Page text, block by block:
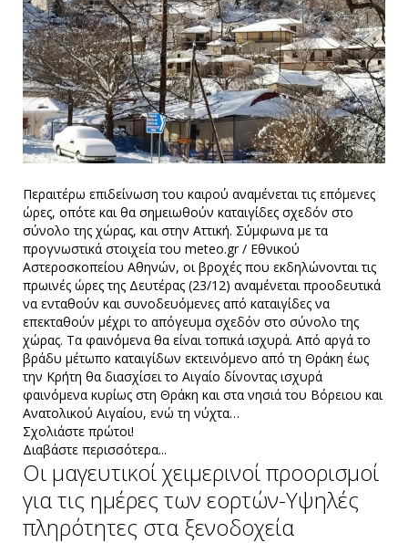
Περαιτέρω επιδείνωση του καιρού αναμένεται τις επόμενες
ώρες, οπότε και θα σημειωθούν καταιγίδες σχεδόν στο
σύνολο της χώρας, και στην Αττική. Σύμφωνα με τα
προγνωστικά στοιχεία του meteo.gr / Εθνικού
Αστεροσκοπείου Αθηνών, οι βροχές που εκδηλώνονται τις
πρωινές ώρες της Δευτέρας (23/12) αναμένεται προοδευτικά
να ενταθούν και συνοδευόμενες από καταιγίδες να
επεκταθούν μέχρι το απόγευμα σχεδόν στο σύνολο της
χώρας. Τα φαινόμενα θα είναι τοπικά ισχυρά. Από αργά το
βράδυ μέτωπο καταιγίδων εκτεινόμενο από τη Θράκη έως
την Κρήτη θα διασχίσει το Αιγαίο δίνοντας ισχυρά
φαινόμενα κυρίως στη Θράκη και στα νησιά του Βόρειου και
Ανατολικού Αιγαίου, ενώ τη νύχτα…
Σχολιάστε πρώτοι!
Διαβάστε περισσότερα...
Οι μαγευτικοί χειμερινοί προορισμοί
για τις ημέρες των εορτών-Υψηλές
πληρότητες στα ξενοδοχεία